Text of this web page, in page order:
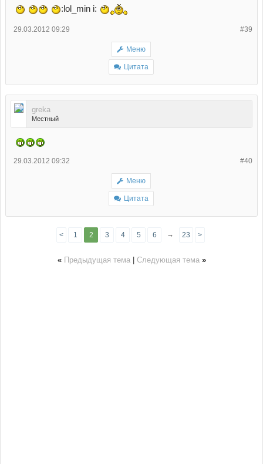
:lol_min i:
#39
29.03.2012 09:29
Меню
Цитата
greka
Местный
#40
29.03.2012 09:32
Меню
Цитата
< 1 2 3 4 5 6 7
→ 23 >
« Предыдущая тема| Следующая тема »